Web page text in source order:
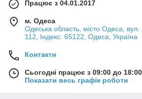
Працює з 04.01.2017
м. Одеса
Одеська область, місто Одеса, вул.
112, Індекс: 65122, Одеса, Україна
Контакти
Сьогодні працює з 09:00 до 18:00
Показати весь графік роботи